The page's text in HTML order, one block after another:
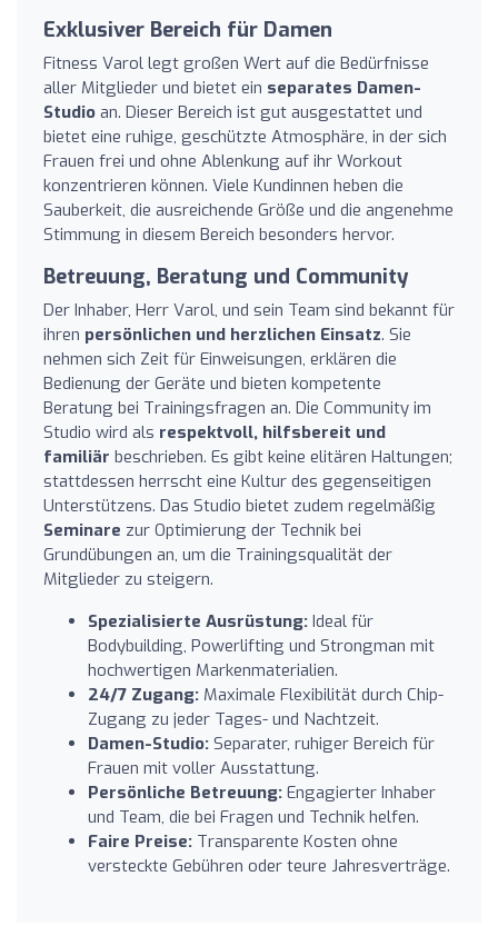
Exklusiver Bereich für Damen
Fitness Varol legt großen Wert auf die Bedürfnisse
aller Mitglieder und bietet ein separates Damen-
Studio an. Dieser Bereich ist gut ausgestattet und
bietet eine ruhige, geschützte Atmosphäre, in der sich
Frauen frei und ohne Ablenkung auf ihr Workout
konzentrieren können. Viele Kundinnen heben die
Sauberkeit, die ausreichende Größe und die angenehme
Stimmung in diesem Bereich besonders hervor.
Betreuung, Beratung und Community
Der Inhaber, Herr Varol, und sein Team sind bekannt für
ihren persönlichen und herzlichen Einsatz. Sie
nehmen sich Zeit für Einweisungen, erklären die
Bedienung der Geräte und bieten kompetente
Beratung bei Trainingsfragen an. Die Community im
Studio wird als respektvoll, hilfsbereit und
familiär beschrieben. Es gibt keine elitären Haltungen;
stattdessen herrscht eine Kultur des gegenseitigen
Unterstützens. Das Studio bietet zudem regelmäßig
Seminare zur Optimierung der Technik bei
Grundübungen an, um die Trainingsqualität der
Mitglieder zu steigern.
Spezialisierte Ausrüstung: Ideal für
Bodybuilding, Powerlifting und Strongman mit
hochwertigen Markenmaterialien.
24/7 Zugang: Maximale Flexibilität durch Chip-
Zugang zu jeder Tages- und Nachtzeit.
Damen-Studio: Separater, ruhiger Bereich für
Frauen mit voller Ausstattung.
Persönliche Betreuung: Engagierter Inhaber
und Team, die bei Fragen und Technik helfen.
Faire Preise: Transparente Kosten ohne
versteckte Gebühren oder teure Jahresverträge.